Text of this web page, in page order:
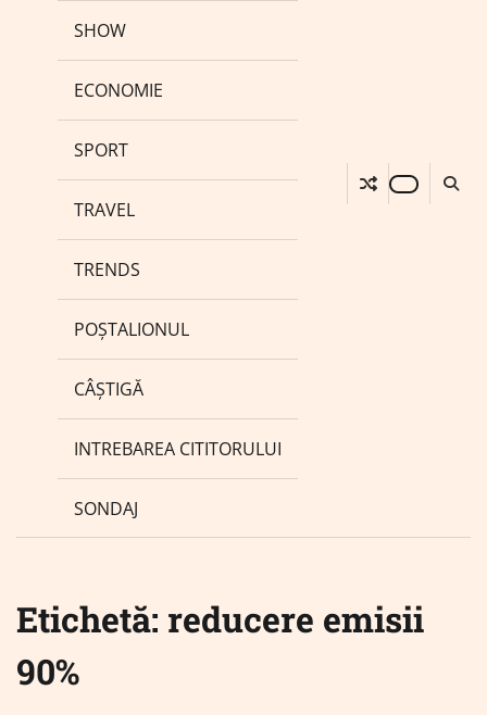
SHOW
ECONOMIE
SPORT
TRAVEL
TRENDS
POȘTALIONUL
CÂȘTIGĂ
INTREBAREA CITITORULUI
SONDAJ
Etichetă: reducere emisii
90%